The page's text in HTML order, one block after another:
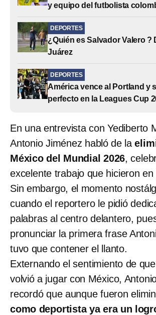
y equipo del futbolista
DEPORTES
¿Quién es Salvador Valero ?
Juárez
DEPORTES
América vence al Portland y
perfecto en la Leagues Cup
En una entrevista con Yediberto
Antonio Jiménez habló de la
México del Mundial 2026,
excelente trabajo que hicieron en
Sin embargo, el momento
cuando el reportero le pidió
palabras al centro delantero,
pronunciar la primera frase
tuvo que contener el llanto.
Externando el sentimiento de
volvió a jugar con México,
recordó que aunque fueron
como deportista ya era un